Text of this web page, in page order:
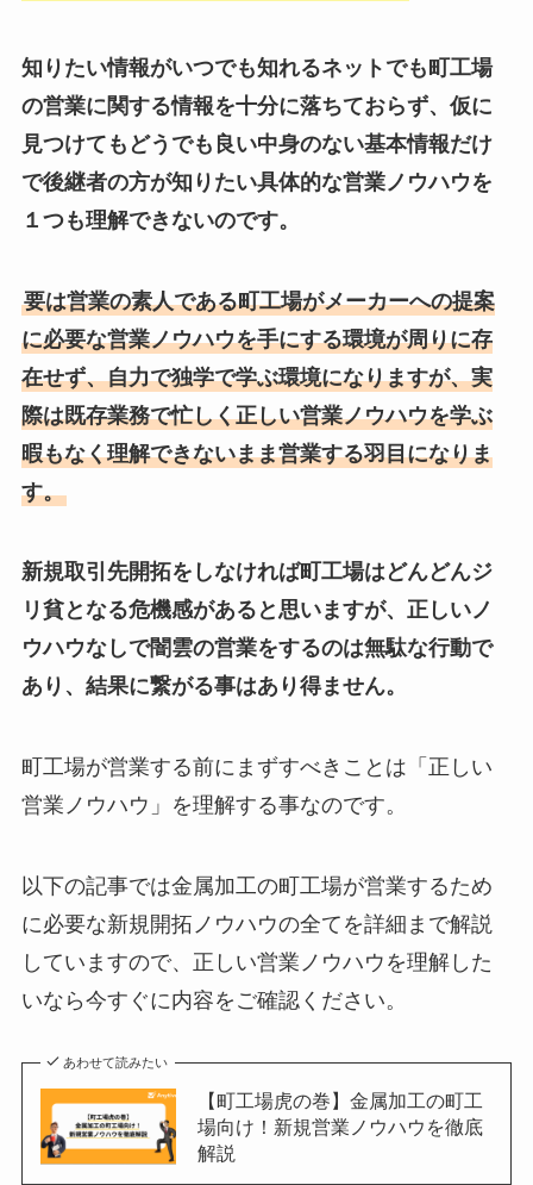
知りたい情報がいつでも知れるネットでも町工場
の営業に関する情報を十分に落ちておらず、仮に
見つけてもどうでも良い中身のない基本情報だけ
で後継者の方が知りたい具体的な営業ノウハウを
１つも理解できないのです。
要は営業の素人である町工場がメーカーへの提案
に必要な営業ノウハウを手にする環境が周りに存
在せず、自力で独学で学ぶ環境になりますが、実
際は既存業務で忙しく正しい営業ノウハウを学ぶ
暇もなく理解できないまま営業する羽目になりま
す。
新規取引先開拓をしなければ町工場はどんどんジ
リ貧となる危機感があると思いますが、正しいノ
ウハウなしで闇雲の営業をするのは無駄な行動で
あり、結果に繋がる事はあり得ません。
町工場が営業する前にまずすべきことは「正しい
営業ノウハウ」を理解する事なのです。
以下の記事では金属加工の町工場が営業するため
に必要な新規開拓ノウハウの全てを詳細まで解説
していますので、正しい営業ノウハウを理解した
いなら今すぐに内容をご確認ください。
あわせて読みたい
【町工場虎の巻】金属加工の町工
場向け！新規営業ノウハウを徹底
解説